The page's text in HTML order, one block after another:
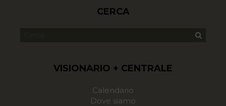
CERCA
VISIONARIO + CENTRALE
Calendario
Dove siamo